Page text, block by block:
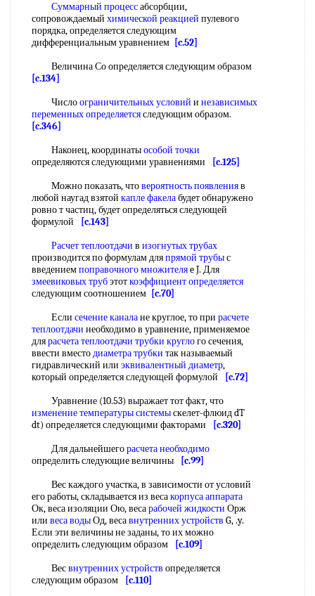
Суммарный процессабсорбции,
сопровождаемый химической реакцией пулевого
порядка, определяется следующим
дифференциальным уравнением [c.52]
Величина Со определяется следующим образом
[c.134]
Числоограничительных условий и независимых
переменных определяетсяследующим образом.
[c.346]
Наконец, координатыособой точки
определяются следующими уравнениями
[c.125]
Можно показать, чтовероятность появленияв
любой наугад взятой капле факелабудет обнаружено
ровно т частиц, будет определяться следующей
формулой
[c.143]
Расчет теплоотдачи в изогнутых трубах
производится по формулам дляпрямой трубыс
введениемпоправочного множителяe J. Для
змеевиковых трубэтоткоэффициент определяется
следующим соотношением [c.70]
Если сечение каналане круглое, то при расчете
теплоотдачи необходимо в уравнение, применяемое
длярасчета теплоотдачи трубки круглого сечения,
ввести вместодиаметра трубки так называемый
гидравлический или эквивалентный диаметр,
который определяется следующей формулой
[c.72]
Уравнение (10.53) выражает тот факт, что
изменение температуры системыскелет-флюид dT
dt) определяется следующими факторами
[c.320]
Для дальнейшегорасчета необходимо
определить следующие величины
[c.99]
Вес каждого участка, в зависимости от условий
его работы, складывается из весакорпуса аппарата
Ок, веса изоляции Ою, весарабочей жидкости Орж
или веса водыОд, весавнутренних устройств G, .y.
Если эти величины не заданы, то их можно
определить следующим образом
[c.109]
Весвнутренних устройств определяется
следующим образом
[c.110]